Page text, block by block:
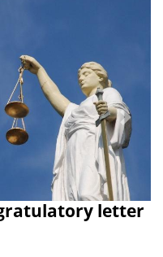
letter
Dalej